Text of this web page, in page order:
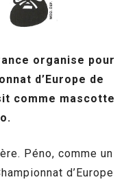
organise pour
d’Europe de
comme mascotte
Péno, comme un
d’Europe